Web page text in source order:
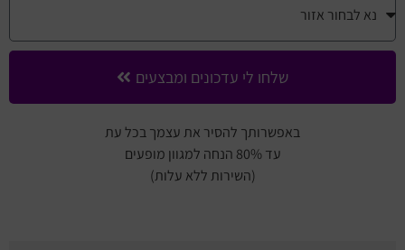
שלחו לי עדכונים ומבצעים
באפשרותך להסיר את עצמך בכל עת
עד 80% הנחה למגוון מופעים
(השירות ללא עלות)